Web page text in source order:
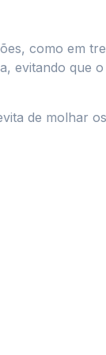
como em
evitando que
de molhar